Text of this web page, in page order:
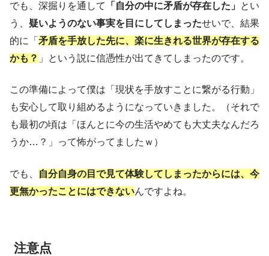
でも、深掘りを通して 「自分の中に矛盾が存在した」
とい
う、 疑いようのない事実を目にしてしまったせいで、結果
的に「 矛盾を手放した先に、楽に生きれる世界が存在する
かも？ 」という説に信憑性が出てきてしまったのです。
この準備によって僕は「現状を手放すことに繋がる行動」
も安心して取り組めるようになっていきました。（それで
も最初の頃は「ほんとに今の生活やめても大丈夫なんだろ
うか…？」って怖がってましたｗ）
でも、
自分自身の目で見て体験してしまったからには、今
更無かったことにはできないんですよね。
注意点